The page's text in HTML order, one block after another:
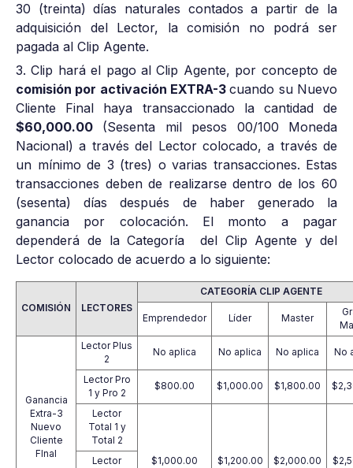
30 (treinta) días naturales contados a partir de la
adquisición del Lector, la comisión no podrá ser
pagada al Clip Agente.
3. Clip hará el pago al Clip Agente, por concepto de
comisión por activación EXTRA-3cuando su Nuevo
Cliente Final haya transaccionado la cantidad de
$60,000.00 (Sesenta mil pesos 00/100 Moneda
Nacional) a través del Lector colocado, a través de
un mínimo de 3 (tres) o varias transacciones. Estas
transacciones deben de realizarse dentro de los 60
(sesenta) días después de haber generado la
ganancia por colocación. El monto a pagar
dependerá de la Categoría del Clip Agente y del
Lector colocado de acuerdo a lo siguiente:
COMISIÓN LECTORES
CATEGORÍA CLIP AGENTE
Emprendedor Líder Master
Ganancia
Extra-3
Nuevo
Cliente
FInal
Lector Plus
2
No aplica No aplica No aplica No
Lector Pro
1 y Pro 2
$800.00 $1,000.00 $1,800.00
Lector
Total 1 y
Total 2
$1,000.00
$1,200.00 $2,000.00
Lector